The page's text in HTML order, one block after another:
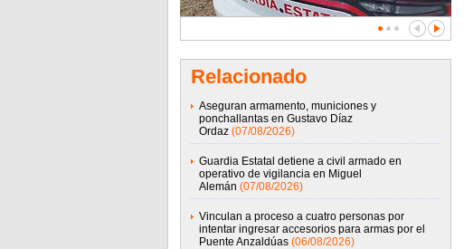
Relacionado
Aseguran armamento, municiones y
ponchallantas en Gustavo Díaz
Ordaz (07/08/2026)
Guardia Estatal detiene a civil armado en
operativo de vigilancia en Miguel
Alemán (07/08/2026)
Vinculan a proceso a cuatro personas por
intentar ingresar accesorios para armas por el
Puente Anzaldúas (06/08/2026)